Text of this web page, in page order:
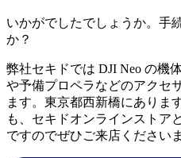
いかがでしたでしょうか。手
か？
弊社セキドでは DJI Neo の機
や予備プロペラなどのアクセ
ます。東京都西新橋にありま
も、セキドオンラインストア
ですのでぜひご来店くださいま